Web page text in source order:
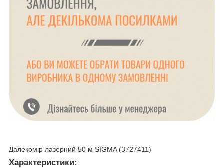
Далекомір лазерний 50 м SIGMA (3727411)
Характеристики: